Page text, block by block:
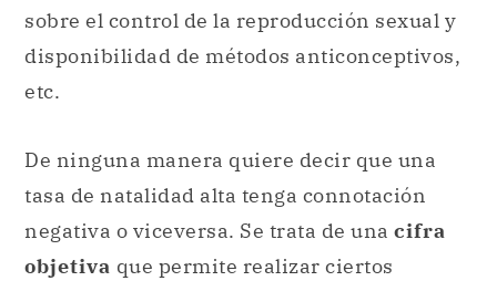
sobre el control de la reproducción sexual y
disponibilidad de métodos anticonceptivos,
etc.
De ninguna manera quiere decir que una
tasa de natalidad alta tenga connotación
negativa o viceversa. Se trata de una cifra
objetiva que permite realizar ciertos